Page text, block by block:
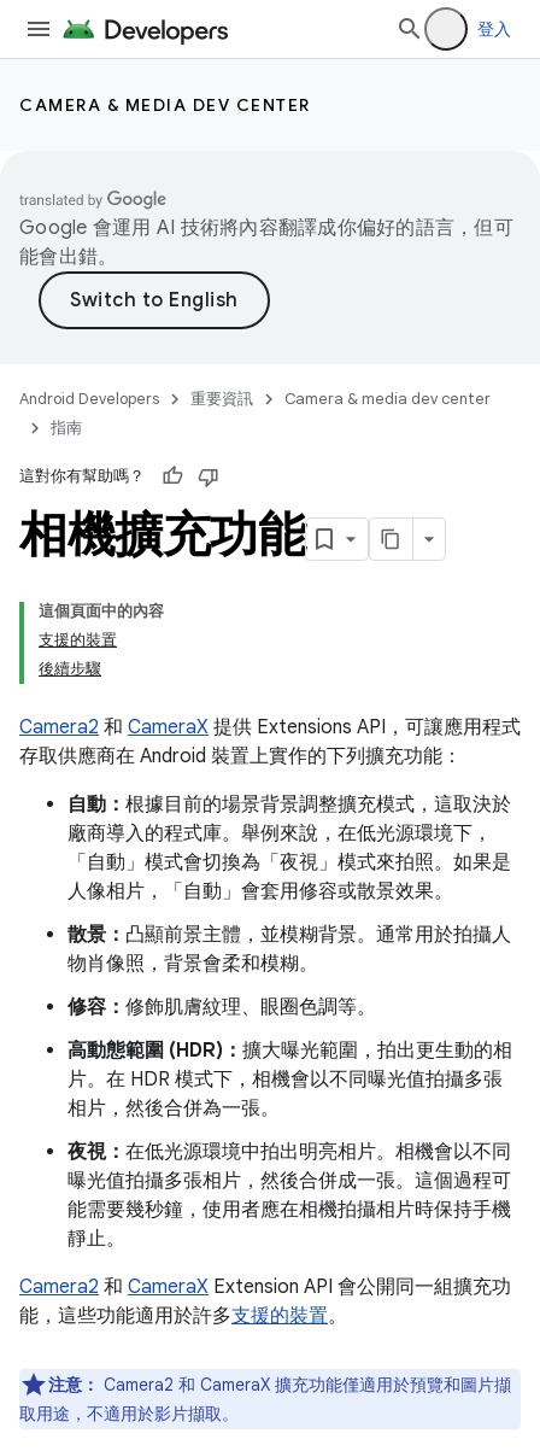
登入
CAMERA & MEDIA DEV CENTER
Google 會運用 AI 技術將內容翻譯成你偏好的語言，但可
能會出錯。
Android Developers 重要資訊
Camera & media dev center
指南
這對你有幫助嗎？
相機擴充功能
這個頁面中的內容
支援的裝置
後續步驟
Camera2 和 CameraX 提供 Extensions API，可讓應用程式
存取供應商在 Android 裝置上實作的下列擴充功能：
自動： 根據目前的場景背景調整擴充模式，這取決於
廠商導入的程式庫。舉例來說，在低光源環境下，
「自動」模式會切換為「夜視」模式來拍照。如果是
人像相片，「自動」會套用修容或散景效果。
散景： 凸顯前景主體，並模糊背景。通常用於拍攝人
物肖像照，背景會柔和模糊。
修容： 修飾肌膚紋理、眼圈色調等。
高動態範圍 (HDR)： 擴大曝光範圍，拍出更生動的相
片。在 HDR 模式下，相機會以不同曝光值拍攝多張
相片，然後合併為一張。
夜視： 在低光源環境中拍出明亮相片。相機會以不同
曝光值拍攝多張相片，然後合併成一張。這個過程可
能需要幾秒鐘，使用者應在相機拍攝相片時保持手機
靜止。
Camera2 和 CameraX Extension API 會公開同一組擴充功
能，這些功能適用於許多支援的裝置。
注意： Camera2 和 CameraX 擴充功能僅適用於預覽和圖片擷
取用途，不適用於影片擷取。